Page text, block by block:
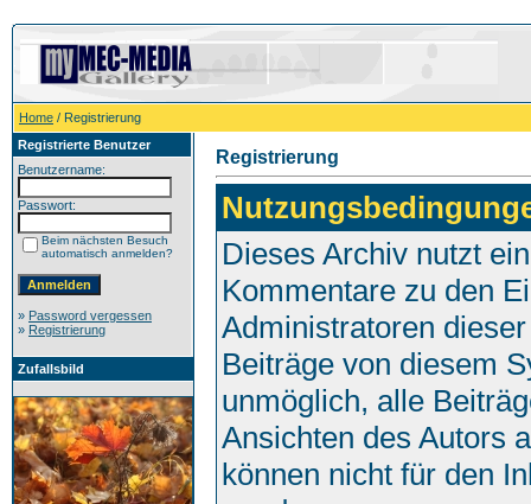
Home / Registrierung
Registrierte Benutzer
Benutzername:
Passwort:
Beim nächsten Besuch
automatisch anmelden?
» Password vergessen
» Registrierung
Zufallsbild
Registrierung
Dieses Archiv nutzt
Kommentare zu den
Administratoren
Beiträge von diesem
unmöglich, alle
Ansichten des Autors
können nicht für den